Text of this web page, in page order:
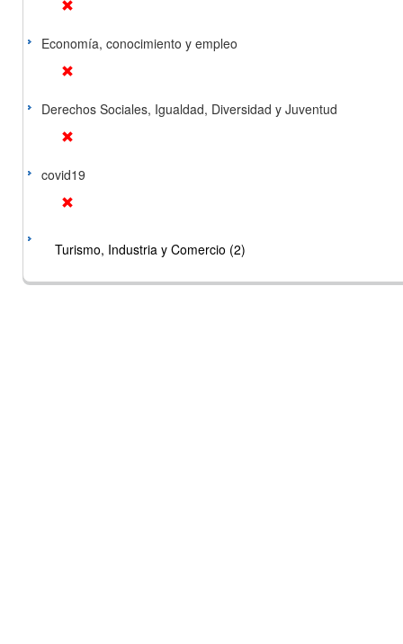
Economía, conocimiento y empleo
Derechos Sociales, Igualdad, Diversidad y Juventud
covid19
Turismo, Industria y Comercio (2)